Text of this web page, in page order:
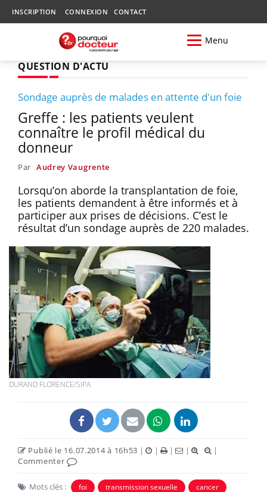
INSCRIPTION CONNEXION CONTACT
Menu
QUESTION D'ACTU
Sondage auprès de malades en attente d'un foie
Greffe : les patients veulent
connaître le profil médical du
donneur
Par Audrey Vaugrente
Lorsqu’on aborde la transplantation de foie,
les patients demandent à être informés et à
participer aux prises de décisions. C’est le
résultat d’un sondage auprès de 220 malades.
DURAND FLORENCE/SIPA
Publié le 16.07.2014 à 16h53 | | | |
|
Commenter
Mots clés : foi transmission sexuelle
cancer